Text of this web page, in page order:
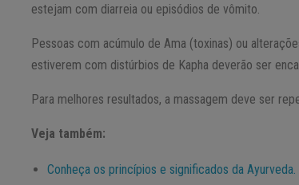
estejam com diarreia ou episódios de vômito.
Pessoas com acúmulo de Ama (toxinas) ou
estiverem com distúrbios de Kapha deverão ser
Para melhores resultados, a massagem deve ser
Veja também:
Conheça os princípios e significados da Ayurveda.